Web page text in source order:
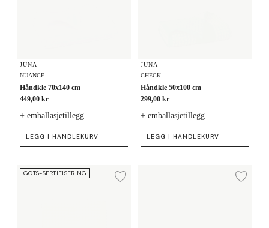
JUNA
NUANCE
Håndkle 70x140 cm
449,00 kr
+ emballasjetillegg
LEGG I HANDLEKURV
JUNA
CHECK
Håndkle 50x100 cm
299,00 kr
+ emballasjetillegg
LEGG I HANDLEKURV
Håndkle 70x140 cm
GOTS-SERTIFISERING
Legg til ønskeliste